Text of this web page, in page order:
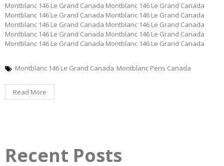
Montblanc 146 Le Grand Canada Montblanc 146 Le Grand Canada
Montblanc 146 Le Grand Canada Montblanc 146 Le Grand Canada
Montblanc 146 Le Grand Canada Montblanc 146 Le Grand Canada
Montblanc 146 Le Grand Canada Montblanc 146 Le Grand Canada
Montblanc 146 Le Grand Canada Montblanc 146 Le Grand Canada
Montblanc 146 Le Grand Canada Montblanc Pens Canada
Read More
Recent Posts